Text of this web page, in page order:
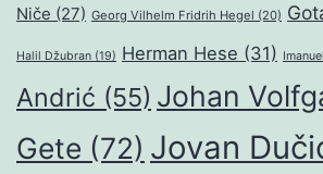
Niče (27) Georg Vilhelm Fridrih Hegel (20)
Halil Džubran (19) Herman Hese (31)
Andrić (55) Johan
Gete (72) Jovan